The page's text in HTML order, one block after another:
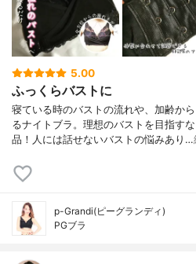
5.00
ふっくらバストに
寝ている時のバストの流れや、加齢か
るナイトブラ。理想のバストを目指す
品！人には話せないバストの悩みあり…
p-Grandi(ピーグランディ)
PGブラ